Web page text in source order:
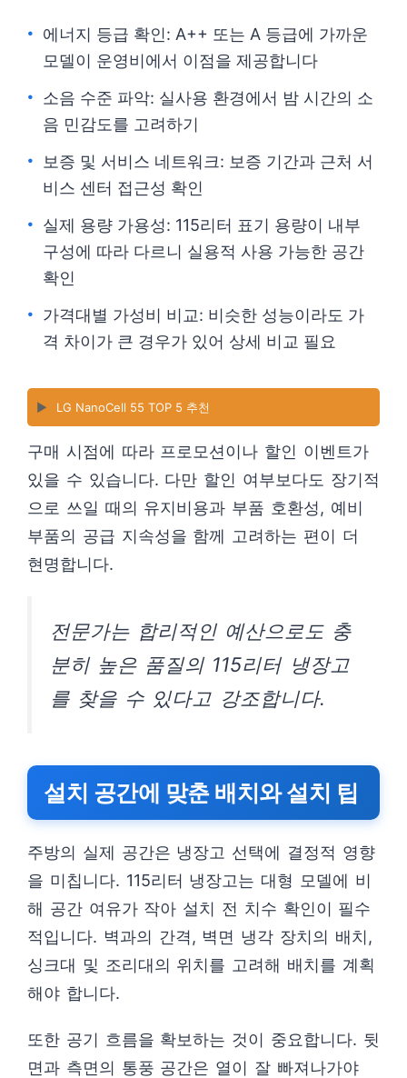
에너지 등급 확인: A++ 또는 A 등급에 가까운
모델이 운영비에서 이점을 제공합니다
소음 수준 파악: 실사용 환경에서 밤 시간의 소
음 민감도를 고려하기
보증 및 서비스 네트워크: 보증 기간과 근처 서
비스 센터 접근성 확인
실제 용량 가용성: 115리터 표기 용량이 내부
구성에 따라 다르니 실용적 사용 가능한 공간
확인
가격대별 가성비 비교: 비슷한 성능이라도 가
격 차이가 큰 경우가 있어 상세 비교 필요
▶️ LG NanoCell 55 TOP 5 추천
구매 시점에 따라 프로모션이나 할인 이벤트가
있을 수 있습니다. 다만 할인 여부보다도 장기적
으로 쓰일 때의 유지비용과 부품 호환성, 예비
부품의 공급 지속성을 함께 고려하는 편이 더
현명합니다.
전문가는 합리적인 예산으로도 충
분히 높은 품질의 115리터 냉장고
를 찾을 수 있다고 강조합니다.
설치 공간에 맞춘 배치와 설치 팁
주방의 실제 공간은 냉장고 선택에 결정적 영향
을 미칩니다. 115리터 냉장고는 대형 모델에 비
해 공간 여유가 작아 설치 전 치수 확인이 필수
적입니다. 벽과의 간격, 벽면 냉각 장치의 배치,
싱크대 및 조리대의 위치를 고려해 배치를 계획
해야 합니다.
또한 공기 흐름을 확보하는 것이 중요합니다. 뒷
면과 측면의 통풍 공간은 열이 잘 빠져나가야